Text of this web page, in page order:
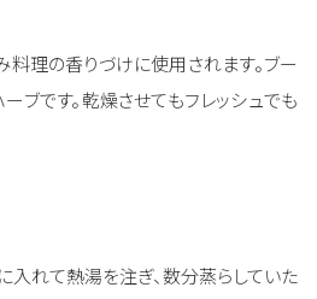
理の香りづけに使用されます。ブー
ブです。乾燥させてもフレッシュでも
入れて熱湯を注ぎ、数分蒸らしていた